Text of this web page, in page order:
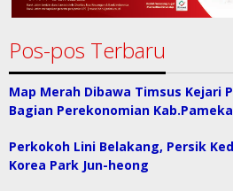
Pos-pos Terbaru
Map Merah Dibawa Timsus Kejari
Bagian Perekonomian
Perkokoh Lini Belakang, Persik
Korea Park Jun-heong